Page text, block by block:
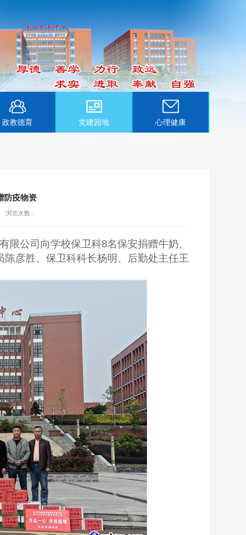
政教德育 党建园地 心理健康
防疫物资
浏览次数：
公司向学校保卫科8名保安捐赠牛奶、
彦胜、保卫科科长杨明、后勤处主任王